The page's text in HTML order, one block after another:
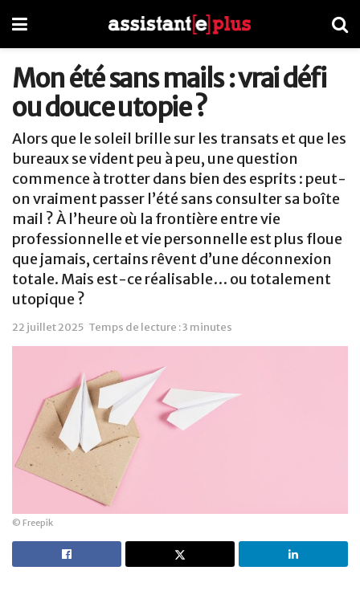
Mon été sans mails : vrai défi
ou douce utopie ?
Alors que le soleil brille sur les transats et que les
bureaux se vident peu à peu, une question
commence à trotter dans bien des esprits : peut-
on vraiment passer l’été sans consulter sa boîte
mail ? À l’heure où la frontière entre vie
professionnelle et vie personnelle est plus floue
que jamais, certains rêvent d’une déconnexion
totale. Mais est-ce réalisable… ou totalement
utopique ?
22 juillet 2025 Temps de lecture : 3 minutes
© Freepik